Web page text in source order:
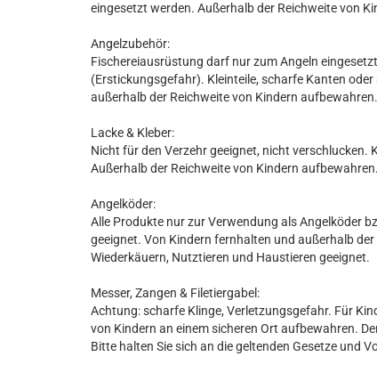
eingesetzt werden. Außerhalb der Reichweite von
Angelzubehör:
Fischereiausrüstung darf nur zum Angeln
(Erstickungsgefahr). Kleinteile, scharfe Kanten
außerhalb der Reichweite von Kindern aufbewahren.
Lacke & Kleber:
Nicht für den Verzehr geeignet, nicht
Außerhalb der Reichweite von Kindern
Angelköder:
Alle Produkte nur zur Verwendung als Angelköder
geeignet. Von Kindern fernhalten und außerhalb
Wiederkäuern, Nutztieren und Haustieren geeignet.
Messer, Zangen & Filetiergabel:
Achtung: scharfe Klinge, Verletzungsgefahr. Für
von Kindern an einem sicheren Ort aufbewahren.
Bitte halten Sie sich an die geltenden Gesetze und